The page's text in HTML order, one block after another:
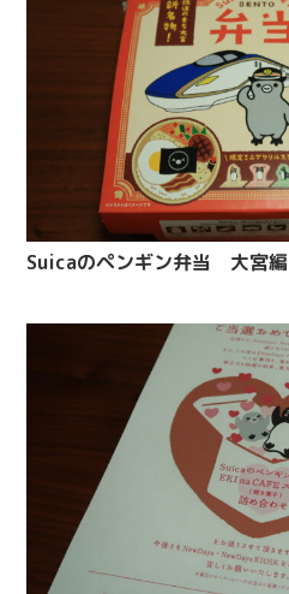
Suicaのペンギン弁当 大宮編